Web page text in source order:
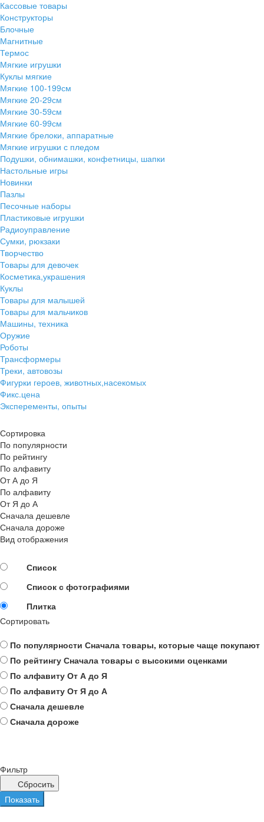
Кассовые товары
Конструкторы
Блочные
Магнитные
Термос
Мягкие игрушки
Куклы мягкие
Мягкие 100-199см
Мягкие 20-29см
Мягкие 30-59см
Мягкие 60-99см
Мягкие брелоки, аппаратные
Мягкие игрушки с пледом
Подушки, обнимашки, конфетницы, шапки
Настольные игры
Новинки
Пазлы
Песочные наборы
Пластиковые игрушки
Радиоуправление
Сумки, рюкзаки
Творчество
Товары для девочек
Косметика,украшения
Куклы
Товары для малышей
Товары для мальчиков
Машины, техника
Оружие
Роботы
Трансформеры
Треки, автовозы
Фигурки героев, животных,насекомых
Фикс.цена
Эксперементы, опыты
Сортировка
По популярности
По рейтингу
По алфавиту
От А до Я
По алфавиту
От Я до А
Сначала дешевле
Сначала дороже
Вид отображения
Список
Список с фотографиями
Плитка
Сортировать
По популярности Сначала товары, которые чаще покупают
По рейтингу Сначала товары с высокими оценками
По алфавиту От А до Я
По алфавиту От Я до А
Сначала дешевле
Сначала дороже
Фильтр
Сбросить
Показать